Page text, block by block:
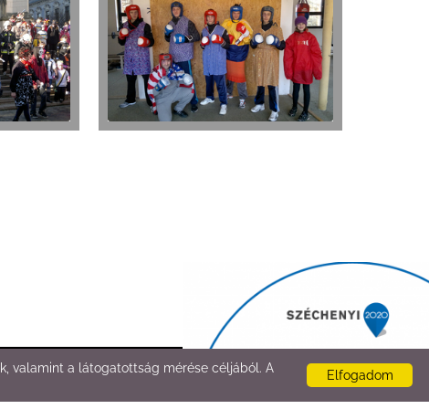
Elfogadom
valamint a látogatottság mérése céljából. A